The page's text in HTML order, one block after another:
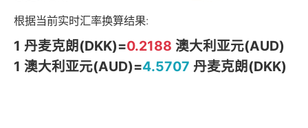
根据当前实时汇率换算结果:
1 丹麦克朗(DKK)=0.2188 澳大利亚元(AUD)
1 澳大利亚元(AUD)=4.5707 丹麦克朗(DKK)